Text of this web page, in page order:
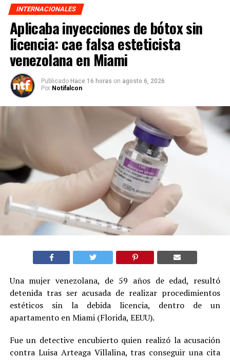
INTERNACIONALES
Aplicaba inyecciones de bótox sin
licencia: cae falsa esteticista
venezolana en Miami
Publicado Hace 16 horas on agosto 6, 2026
Por Notifalcon
Una mujer venezolana, de 59 años de edad, resultó
detenida tras ser acusada de realizar procedimientos
estéticos sin la debida licencia, dentro de un
apartamento en Miami (Florida, EEUU).
Fue un detective encubierto quien realizó la acusación
contra Luisa Arteaga Villalina, tras conseguir una cita